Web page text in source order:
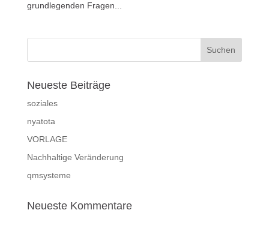
grundlegenden Fragen...
Neueste Beiträge
soziales
nyatota
VORLAGE
Nachhaltige Veränderung
qmsysteme
Neueste Kommentare